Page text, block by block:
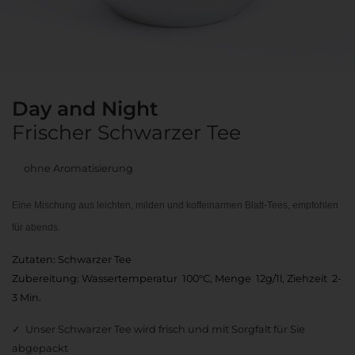
Day and Night
Frischer Schwarzer Tee
ohne Aromatisierung
Eine Mischung aus leichten, milden und koffeinarmen Blatt-Tees, empfohlen
für abends.
Zutaten: Schwarzer Tee
Zubereitung: Wassertemperatur 100°C, Menge 12g/1l, Ziehzeit 2-
3 Min.
Unser Schwarzer Tee wird frisch und mit Sorgfalt für Sie
abgepackt